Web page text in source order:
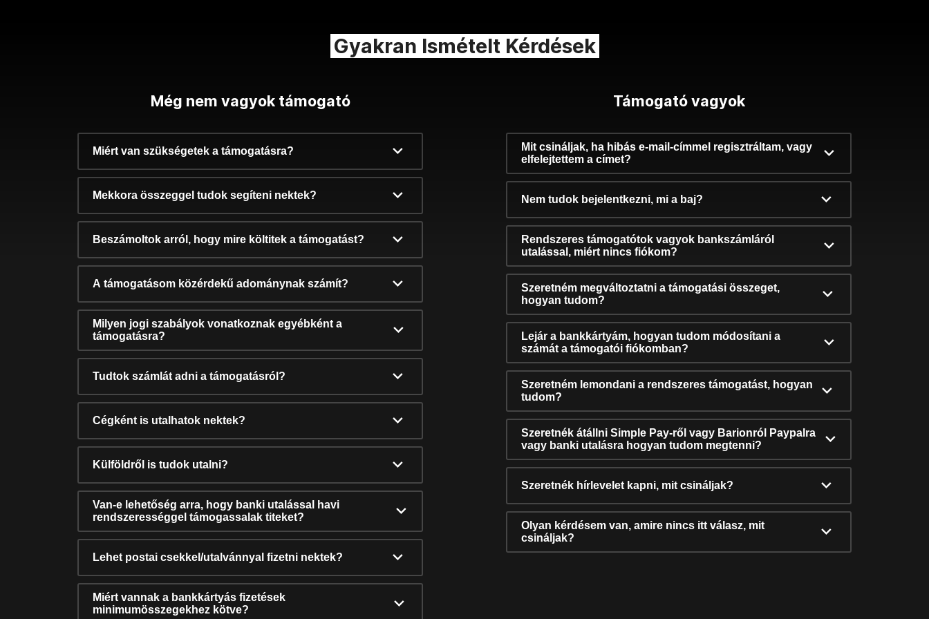
Gyakran Ismételt Kérdések
Még nem vagyok támogató
Miért van szükségetek a támogatásra?
Mekkora összeggel tudok segíteni nektek?
Beszámoltok arról, hogy mire költitek a támogatást?
A támogatásom közérdekű adománynak számít?
Milyen jogi szabályok vonatkoznak egyébként a
támogatásra?
Tudtok számlát adni a támogatásról?
Cégként is utalhatok nektek?
Külföldről is tudok utalni?
Van-e lehetőség arra, hogy banki utalással havi
rendszerességgel támogassalak titeket?
Lehet postai csekkel/utalvánnyal fizetni nektek?
Miért vannak a bankkártyás fizetések
minimumösszegekhez kötve?
Támogató vagyok
Mit csináljak, ha hibás e-mail-címmel regisztráltam, vagy
elfelejtettem a címet?
Nem tudok bejelentkezni, mi a baj?
Rendszeres támogatótok vagyok bankszámláról
utalással, miért nincs fiókom?
Szeretném megváltoztatni a támogatási összeget,
hogyan tudom?
Lejár a bankkártyám, hogyan tudom módosítani a
számát a támogatói fiókomban?
Szeretném lemondani a rendszeres támogatást, hogyan
tudom?
Szeretnék átállni Simple Pay-ről vagy Barionról Paypalra
vagy banki utalásra hogyan tudom megtenni?
Szeretnék hírlevelet kapni, mit csináljak?
Olyan kérdésem van, amire nincs itt válasz, mit
csináljak?